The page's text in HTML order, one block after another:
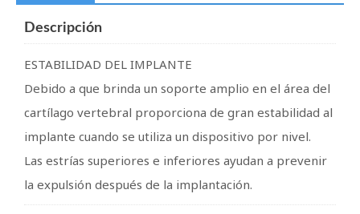
Descripción
ESTABILIDAD DEL IMPLANTE
Debido a que brinda un soporte amplio en el área del
cartílago vertebral proporciona de gran estabilidad al
implante cuando se utiliza un dispositivo por nivel.
Las estrías superiores e inferiores ayudan a prevenir
la expulsión después de la implantación.